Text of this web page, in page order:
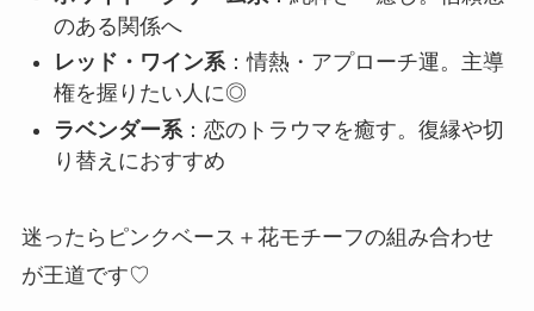
のある関係へ
レッド・ワイン系：情熱・アプローチ運。主導
権を握りたい人に◎
ラベンダー系：恋のトラウマを癒す。復縁や切
り替えにおすすめ
迷ったらピンクベース＋花モチーフの組み合わせ
が王道です♡